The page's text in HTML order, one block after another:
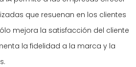
que resuenan en los clientes
mejora la satisfacción del cliente
la fidelidad a la marca y la